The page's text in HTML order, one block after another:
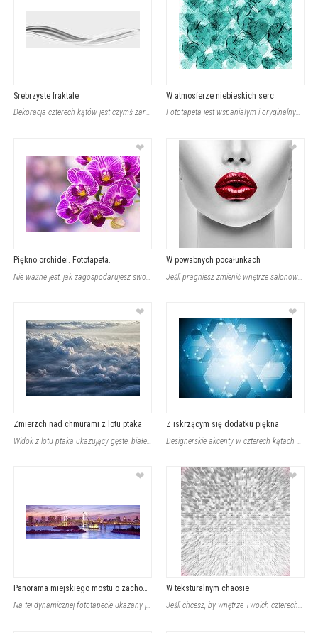
Srebrzyste fraktale
Dekoracja czterech kątów jest czymś zarówno osobistym, jak i oficjalnym. Dodatek
W atmosferze niebieskich serc
Fototapeta jest wspaniałym i oryginalnym dodatkiem do wnętrza czterech kątów. Je
❤
Piękno orchidei. Fototapeta.
❤
W powabnych pocałunkach
❤
Zmierzch nad chmurami z lotu ptaka
❤
Z iskrzącym się dodatku piękna
❤
Panorama miejskiego mostu o zachodzie
Na tej dynamicznej fototapecie ukazany jest rozświetlony most wiszący rozciągają
❤
W teksturalnym chaosie